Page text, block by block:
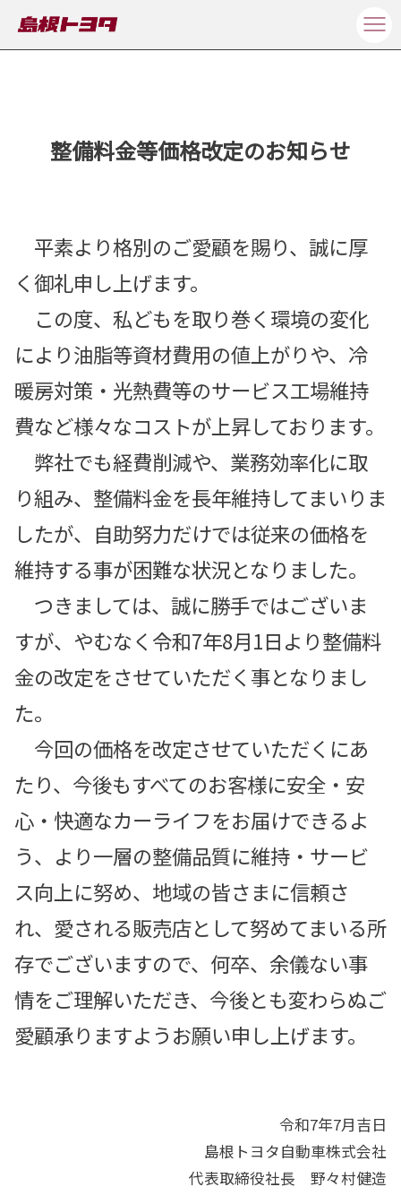
整備料金等価格改定のお知らせ
平素より格別のご愛顧を賜り、誠に厚
く御礼申し上げます。
この度、私どもを取り巻く環境の変化
により油脂等資材費用の値上がりや、冷
暖房対策・光熱費等のサービス工場維持
費など様々なコストが上昇しております。
弊社でも経費削減や、業務効率化に取
り組み、整備料金を長年維持してまいりま
したが、自助努力だけでは従来の価格を
維持する事が困難な状況となりました。
つきましては、誠に勝手ではございま
すが、やむなく令和7年8月1日より整備料
金の改定をさせていただく事となりまし
た。
今回の価格を改定させていただくにあ
たり、今後もすべてのお客様に安全・安
心・快適なカーライフをお届けできるよ
う、より一層の整備品質に維持・サービ
ス向上に努め、地域の皆さまに信頼さ
れ、愛される販売店として努めてまいる所
存でございますので、何卒、余儀ない事
情をご理解いただき、今後とも変わらぬご
愛顧承りますようお願い申し上げます。
令和7年7月吉日
島根トヨタ自動車株式会社
代表取締役社長 野々村健造